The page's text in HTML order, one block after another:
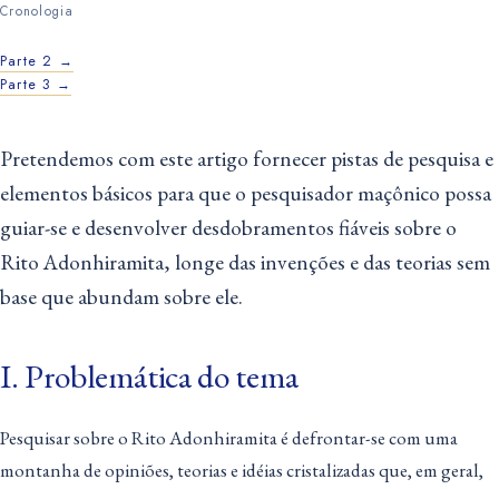
Cronologia
Parte 2 →
Parte 3 →
Pretendemos com este artigo fornecer pistas de pesquisa e
elementos básicos para que o pesquisador maçônico possa
guiar-se e desenvolver desdobramentos fiáveis sobre o
Rito Adonhiramita, longe das invenções e das teorias sem
base que abundam sobre ele.
I. Problemática do tema
Pesquisar sobre o Rito Adonhiramita é defrontar-se com uma
montanha de opiniões, teorias e idéias cristalizadas que, em geral,